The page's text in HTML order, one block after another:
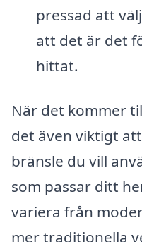
pressad att
att det är det
hittat.
När det kommer
det även viktigt
bränsle du vill
som passar ditt
variera från
mer traditionella